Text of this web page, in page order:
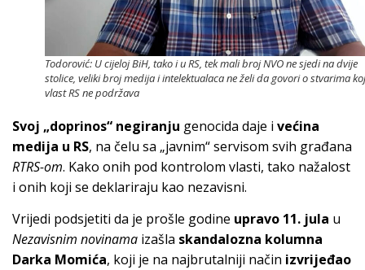
Todorović: U cijeloj BiH, tako i u RS, tek mali broj NVO ne sjedi na dvije
stolice, veliki broj medija i intelektualaca ne želi da govori o stvarima
vlast RS ne podržava
Svoj „doprinos“ negiranju genocida daje i većina
medija u RS, na čelu sa „javnim“ servisom svih građana
RTRS-om. Kako onih pod kontrolom vlasti, tako nažalost
i onih koji se deklariraju kao nezavisni.
Vrijedi podsjetiti da je prošle godine upravo 11. jula u
Nezavisnim novinama izašla skandalozna kolumna
Darka Momića, koji je na najbrutalniji način izvrijeđao